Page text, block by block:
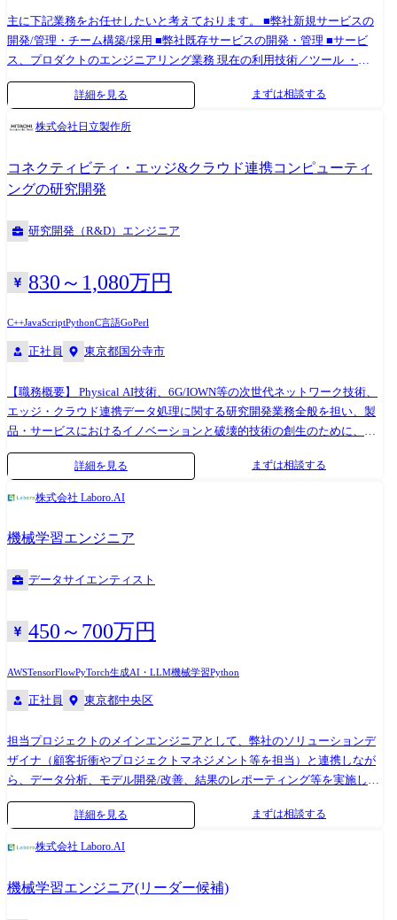
DynamoDB ・FW: SpringBoot/Severless
Framework/React/Vue3/Svelte/Kotlin Multiplatform ・開発インフラ:
GitHub/Sonarqube/Jira/Redmine/Zenhub/Figma ・生成AI: GitHub
Copilot/Gemini for Google Workspaces/Azure OpenAI Service/AWS
Bedrock/Google VertexAI/AWS KIRO/Claude Cowork
盤の要求定義と開発マイルストーンの策定 ・開発チーム(5〜10名規模)の
スクラムイベントのファシリテーション、タスクアサインと進捗管理 ・
メンバーのコードレビュー、技術的メンタリングによるAIエンジニアリ
ング力の底上げ ・将来的な、メンバーの目標設定・評価・キャリア開発
支援(1on1)、および新規エンジニアの採用面接 ●部門説明 【所属部署・
配属組織】2026年6月現在 アドバンスドテクノロジー部門 約80名※協力
当初30名から倍以上に成長) └各製品/開発領域で組織が分かれ、それぞれ
5~10名規模のグループ(チーム)が存在 【特徴・チームワーク】 ・エンジ
ニアが企画から開発まで一貫して携われる、一部門としてはスタートア
ップのような運営形態 ・「COMPANY」に蓄積された膨大かつ豊富な種
類のデータを活用して新しい価値を創造するやりがい ・チーム内での技
ットホームな雰囲気 ●技術スタック チームによって異なるため、以下の
いずれか(参考まで) ・言語:Java/TypeScript/Kotlin/Python ・Cloud:
AWS/Google Cloud/Azure/OCI ・DB: PostgreSQL/Oracle DB/Amazon
Framework/React/Vue3/Svelte/Kotlin Multiplatform ・開発インフラ:
Copilot/Gemini for Google Workspaces/Azure OpenAI Service/AWS
Bedrock/Google VertexAI/AWS KIRO/Claude Cowork
主に下記業務をお任せしたいと考えております。 ■弊社新規サービスの
開発/管理・チーム構築/採用 ■弊社既存サービスの開発・管理 ■サービ
ス、プロダクトのエンジニアリング業務 現在の利用技術／ツール ・
Slack／Github ・Docker ・AWS ・Golang ・Angular/TypeScript ただし、
新規サービスにおいては、上記以外も採用可能。
詳細を見る まずは相談する
株式会社日立製作所
コネクティビティ・エッジ&クラウド連携コンピューティ
ングの研究開発
研究開発（R&D）エンジニア
830～1,080万円
C++JavaScriptPythonC言語GoPerl
正社員 東京都国分寺市
【職務概要】 Physical AI技術、6G/IOWN等の次世代ネットワーク技術、
エッジ・クラウド連携データ処理に関する研究開発業務全般を担い、製
品・サービスにおけるイノベーションと破壊的技術の創生のために、特
定分野における技術開発の責任者、又は専門家として、社内外の多様な
ステークホルダーとの関係構築を行いつつ、自身の経験や先行研究から
線システムエンジニアリング、データ処理技術(データ統合、分散データ
処理、エッジコンピューティング)に関する研究開発 【携わる事業・ビジ
ネス・サービス・製品など】 IoTプラットフォーム事業、5Gの環境構築
ョン事業 https://www.hitachi.co.jp/products/it/IoTM2M/list/datahub/
https://www.hitachi.co.jp/New/cnews/month/2020/10/1023.html
詳細を見る まずは相談する
株式会社 Laboro.AI
機械学習エンジニア
データサイエンティスト
450～700万円
AWSTensorFlowPyTorch生成AI・LLM機械学習Python
正社員 東京都中央区
担当プロジェクトのメインエンジニアとして、弊社のソリューションデ
ザイナ（顧客折衝やプロジェクトマネジメント等を担当）と連携しなが
ら、データ分析、モデル開発/改善、結果のレポーティング等を実施して
いただきます。（プロジェクトごとに、リード機械学習エンジニアが1名
サポートにつきます） ＜具体的な業務内容＞ ・ディープラーニング等の
機械学習技術を用いたソリューションの開発 ・顧客プロジェクト向けの
ステムの開発 ・社内プロジェクトメンバーや顧客への技術的な説明 ーー
ーーーーーーーーーーーーーー 弊社はオーダーメイドによるAIモデル
「カスタムAI」の開発・提供を行う、AI/機械学習のスペシャリスト集団
詳細を見る まずは相談する
株式会社 Laboro.AI
機械学習エンジニア(リーダー候補)